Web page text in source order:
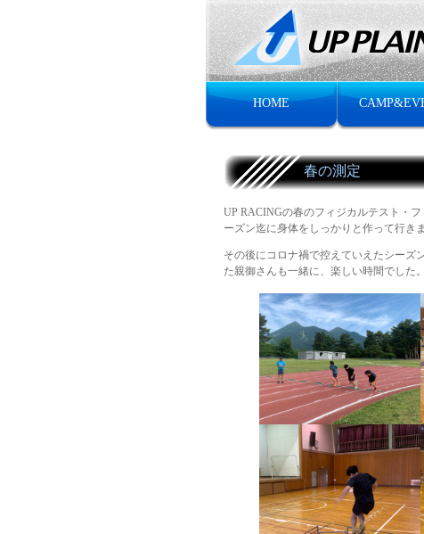
HOME
春の測定
UP RACINGの春のフィジカルテスト・
ーズン迄に身体をしっかりと作って行き
その後にコロナ禍で控えていえたシーズ
た親御さんも一緒に、楽しい時間でした。